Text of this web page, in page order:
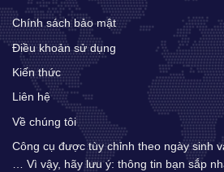
Chính sách bảo mật
Điều khoản sử dụng
Kiến thức
Liên hệ
Về chúng tôi
Công cụ được tùy chỉnh theo ngày sinh
… Vì vậy, hãy lưu ý: thông tin bạn sắp